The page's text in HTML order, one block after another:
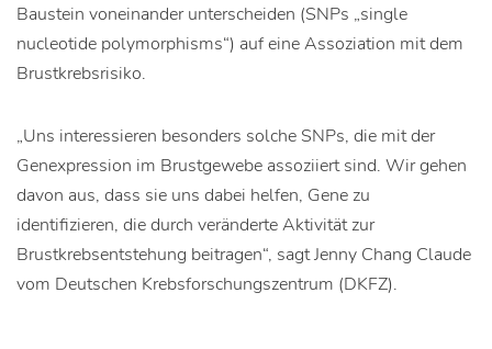
Baustein voneinander unterscheiden (SNPs „single
nucleotide polymorphisms“) auf eine Assoziation mit dem
Brustkrebsrisiko.
„Uns interessieren besonders solche SNPs, die mit der
Genexpression im Brustgewebe assoziiert sind. Wir gehen
davon aus, dass sie uns dabei helfen, Gene zu
identifizieren, die durch veränderte Aktivität zur
Brustkrebsentstehung beitragen“, sagt Jenny Chang Claude
vom Deutschen Krebsforschungszentrum (DKFZ).